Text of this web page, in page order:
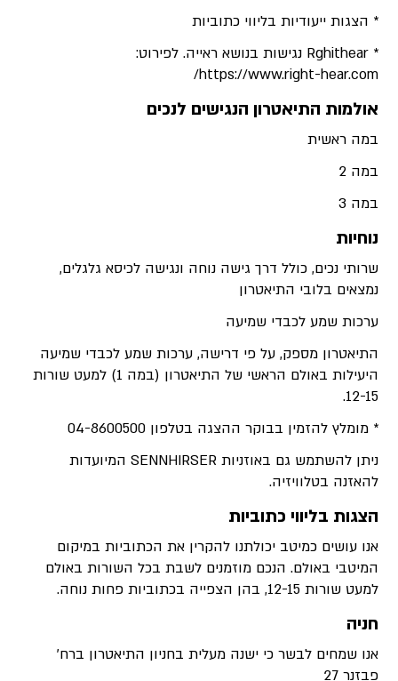
* הצגות ייעודיות בליווי כתוביות
* Rghithear נגישות בנושא ראייה. לפירוט:
https://www.right-hear.com/
אולמות התיאטרון הנגישים לנכים
במה ראשית
במה 2
במה 3
נוחיות
שרותי נכים, כולל דרך גישה נוחה ונגישה לכיסא גלגלים,
נמצאים בלובי התיאטרון
ערכות שמע לכבדי שמיעה
התיאטרון מספק, על פי דרישה, ערכות שמע לכבדי שמיעה
היעילות באולם הראשי של התיאטרון (במה 1) למעט שורות
12-15.
* מומלץ להזמין בבוקר ההצגה בטלפון 04-8600500
ניתן להשתמש גם באוזניות SENNHIRSER המיועדות
להאזנה בטלוויזיה.
הצגות בליווי כתוביות
אנו עושים כמיטב יכולתנו להקרין את הכתוביות במיקום
המיטבי באולם. הנכם מוזמנים לשבת בכל השורות באולם
למעט שורות 12-15, בהן הצפייה בכתוביות פחות נוחה.
חניה
אנו שמחים לבשר כי ישנה מעלית בחניון התיאטרון ברח'
פבזנר 27